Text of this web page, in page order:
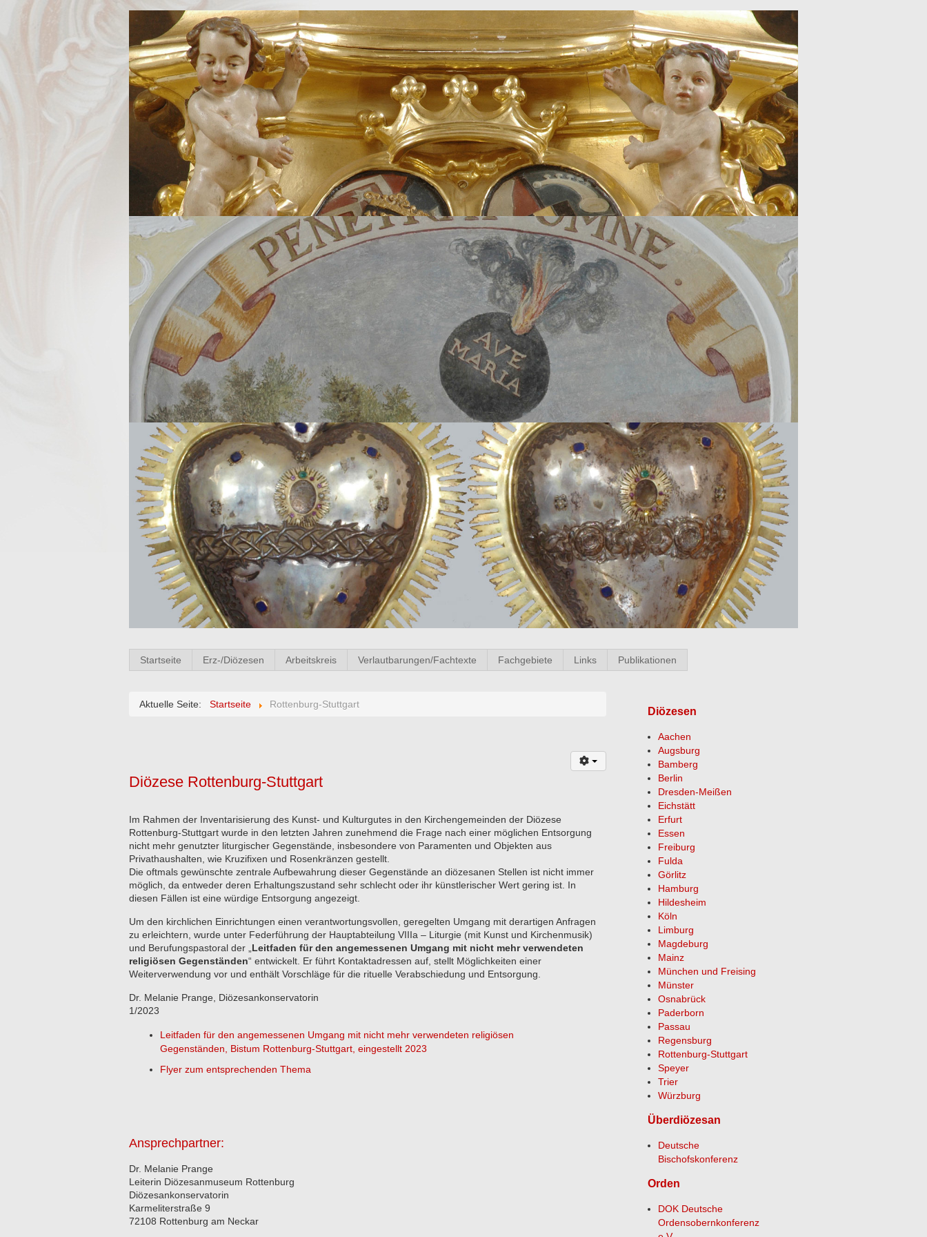
Startseite Erz-/Diözesen Arbeitskreis Verlautbarungen/Fachtexte Fachgebiete Links Publikationen
Aktuelle Seite: Startseite Rottenburg-Stuttgart
Diözese Rottenburg-Stuttgart
Im Rahmen der Inventarisierung des Kunst- und Kulturgutes in den Kirchengemeinden der Diözese
Rottenburg-Stuttgart wurde in den letzten Jahren zunehmend die Frage nach einer möglichen Entsorgung
nicht mehr genutzter liturgischer Gegenstände, insbesondere von Paramenten und Objekten aus
Privathaushalten, wie Kruzifixen und Rosenkränzen gestellt.
Die oftmals gewünschte zentrale Aufbewahrung dieser Gegenstände an diözesanen Stellen ist nicht immer
möglich, da entweder deren Erhaltungszustand sehr schlecht oder ihr künstlerischer Wert gering ist. In
diesen Fällen ist eine würdige Entsorgung angezeigt.
Um den kirchlichen Einrichtungen einen verantwortungsvollen, geregelten Umgang mit derartigen Anfragen
zu erleichtern, wurde unter Federführung der Hauptabteilung VIIIa – Liturgie (mit Kunst und Kirchenmusik)
und Berufungspastoral der „Leitfaden für den angemessenen Umgang mit nicht mehr verwendeten
religiösen Gegenständen“ entwickelt. Er führt Kontaktadressen auf, stellt Möglichkeiten einer
Weiterverwendung vor und enthält Vorschläge für die rituelle Verabschiedung und Entsorgung.
Dr. Melanie Prange, Diözesankonservatorin
1/2023
Leitfaden für den angemessenen Umgang mit nicht mehr verwendeten religiösen
Gegenständen, Bistum Rottenburg-Stuttgart, eingestellt 2023
Flyer zum entsprechenden Thema
Ansprechpartner:
Dr. Melanie Prange
Leiterin Diözesanmuseum Rottenburg
Diözesankonservatorin
Karmeliterstraße 9
72108 Rottenburg am Neckar
Diözesen
Aachen
Augsburg
Bamberg
Berlin
Dresden-Meißen
Eichstätt
Erfurt
Essen
Freiburg
Fulda
Görlitz
Hamburg
Hildesheim
Köln
Limburg
Magdeburg
Mainz
München und Freising
Münster
Osnabrück
Paderborn
Passau
Regensburg
Rottenburg-Stuttgart
Speyer
Trier
Würzburg
Überdiözesan
Deutsche
Bischofskonferenz
Orden
DOK Deutsche
Ordensobernkonferenz